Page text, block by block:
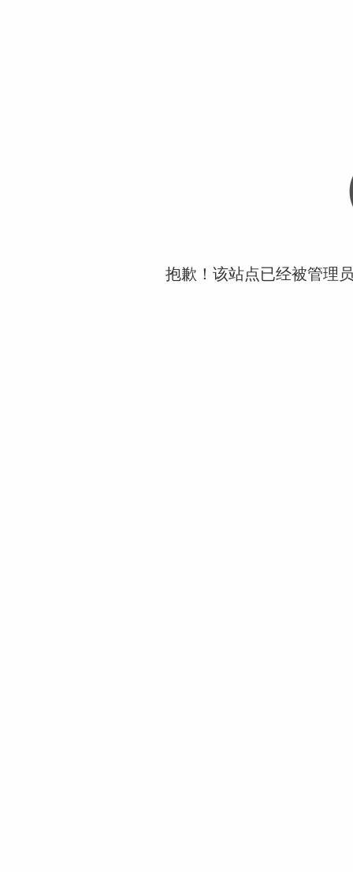
抱歉！该站点已经被管理